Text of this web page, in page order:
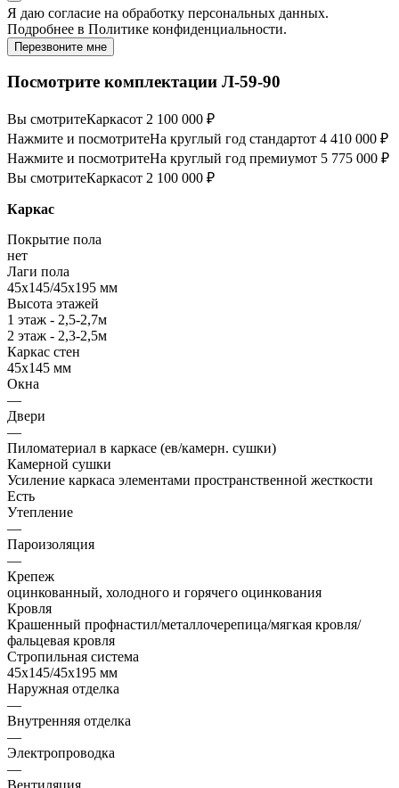
Я даю согласие на обработку персональных данных.
Подробнее в Политике конфиденциальности.
Перезвоните мне
Посмотрите комплектации Л-59-90
Вы смотритеКаркасот 2 100 000 ₽
Нажмите и посмотритеНа круглый год стандартот 4 410 000 ₽
Нажмите и посмотритеНа круглый год премиумот 5 775 000 ₽
Вы смотритеКаркасот 2 100 000 ₽
Каркас
Покрытие пола
нет
Лаги пола
45х145/45х195 мм
Высота этажей
1 этаж - 2,5-2,7м
2 этаж - 2,3-2,5м
Каркас стен
45х145 мм
Окна
—
Двери
—
Пиломатериал в каркасе (ев/камерн. сушки)
Камерной сушки
Усиление каркаса элементами пространственной жесткости
Есть
Утепление
—
Пароизоляция
—
Крепеж
оцинкованный, холодного и горячего оцинкования
Кровля
Крашенный профнастил/металлочерепица/мягкая кровля/
фальцевая кровля
Стропильная система
45х145/45х195 мм
Наружная отделка
—
Внутренняя отделка
—
Электропроводка
—
Вентиляция